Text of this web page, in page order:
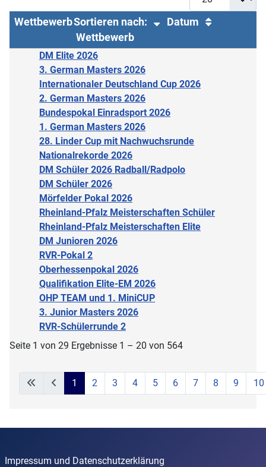
WettbewerbSortieren nach:
Datum
Wettbewerb
DM Elite 2026
3. German Masters 2026
Internationaler Deutschland Cup 2026
2. German Masters 2026
Bundespokal Einradsport 2026
1. German Masters 2026
28. Linder Cup mit Nachwuchsrunde
Nationalrekorde 2026
DM Schüler 2026 Radball/Radpolo
DM Schüler 2026
Mörfelder Pokal 2026
Rheinland-Pfalz Meisterschaften Schüler
Rheinland-Pfalz Meisterschaften Elite
DM Junioren 2026
RVR-Pokal 2
Oberhessenpokal 2026
Qualifikation Elite-EM 2026
OHP TEAM und 1. MiniCUP
3. Junior Masters 2026
RVR-Schülerrunde 2
Seite 1 von 29 Ergebnisse 1 – 20 von 564
1 2 3 4 5 6 7 8 9 10
Impressum und Datenschutzerklärung